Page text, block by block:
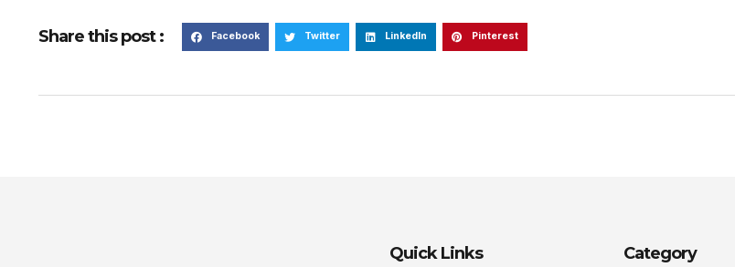
Share this post : Facebook Twitter LinkedIn Pinterest
Quick Links Category